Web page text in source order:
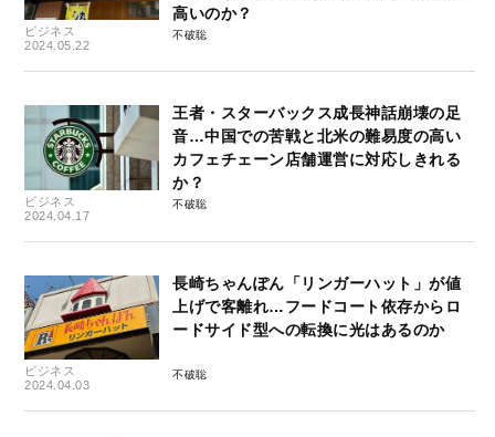
ビジネス
2024.05.22
高いのか？
不破聡
ビジネス
2024.04.17
王者・スターバックス成長神話崩壊の足
音…中国での苦戦と北米の難易度の高い
カフェチェーン店舗運営に対応しきれる
か？
不破聡
ビジネス
2024.04.03
長崎ちゃんぽん「リンガーハット」が値
上げで客離れ…フードコート依存からロ
ードサイド型への転換に光はあるのか
不破聡